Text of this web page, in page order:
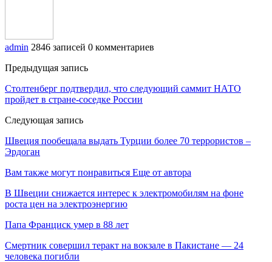
admin 2846 записей 0 комментариев
Предыдущая запись
Столтенберг подтвердил, что следующий саммит НАТО
пройдет в стране-соседке России
Следующая запись
Швеция пообещала выдать Турции более 70 террористов –
Эрдоган
Вам также могут понравиться Еще от автора
В Швеции снижается интерес к электромобилям на фоне
роста цен на электроэнергию
Папа Франциск умер в 88 лет
Смертник совершил теракт на вокзале в Пакистане — 24
человека погибли